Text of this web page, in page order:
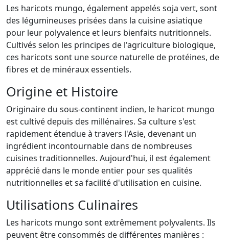
Les haricots mungo, également appelés soja vert, sont
des légumineuses prisées dans la cuisine asiatique
pour leur polyvalence et leurs bienfaits nutritionnels.
Cultivés selon les principes de l'agriculture biologique,
ces haricots sont une source naturelle de protéines, de
fibres et de minéraux essentiels.
Origine et Histoire
Originaire du sous-continent indien, le haricot mungo
est cultivé depuis des millénaires. Sa culture s'est
rapidement étendue à travers l'Asie, devenant un
ingrédient incontournable dans de nombreuses
cuisines traditionnelles. Aujourd'hui, il est également
apprécié dans le monde entier pour ses qualités
nutritionnelles et sa facilité d'utilisation en cuisine.
Utilisations Culinaires
Les haricots mungo sont extrêmement polyvalents. Ils
peuvent être consommés de différentes manières :